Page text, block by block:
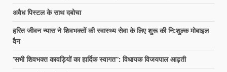
अवैध पिस्टल के साथ दबोचा
हरित जीवन न्यास ने शिवभक्तों की स्वास्थ्य सेवा के लिए शुरू की नि:शुल्क मोबाइल
वैन
‘सभी शिवभक्त कावड़ियों का हार्दिक स्वागत”: विधायक विजयपाल आढ़ती